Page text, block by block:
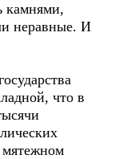
камнями,
неравные. И
что в
мятежном